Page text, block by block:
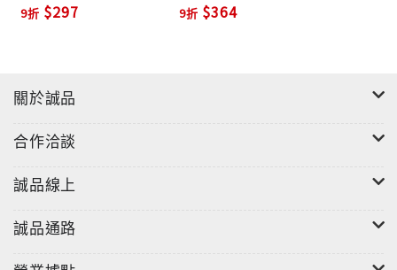
9折 $297 9折 $364
關於誠品
合作洽談
誠品線上
誠品通路